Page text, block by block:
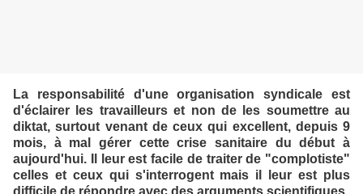
La responsabilité d'une organisation syndicale est
d'éclairer les travailleurs et non de les soumettre au
diktat, surtout venant de ceux qui excellent, depuis 9
mois, à mal gérer cette crise sanitaire du début à
aujourd'hui. Il leur est facile de traiter de "complotiste"
celles et ceux qui s'interrogent mais il leur est plus